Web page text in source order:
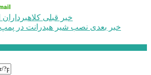
خبر قبلی
خبر بعدی نصب شیر هیدرانت در پمپ